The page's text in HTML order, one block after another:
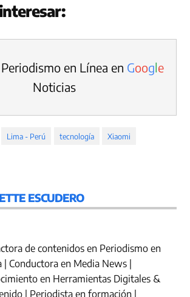
en Línea en Google
Noticias
Lima - Perú tecnología Xiaomi
ESCUDERO
de contenidos en Periodismo en
| Conductora en Media News |
en Herramientas Digitales &
| Periodista en formación |